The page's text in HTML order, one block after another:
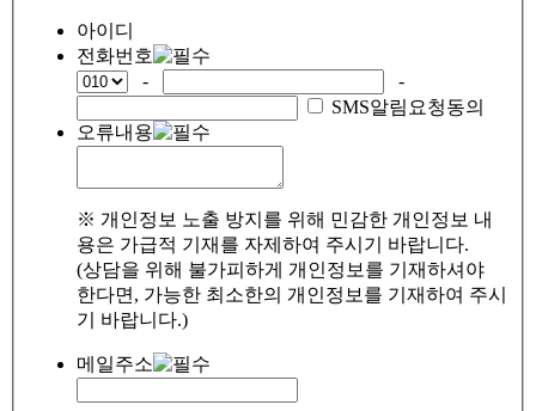
아이디
전화번호
-
-
SMS알림요청동의
오류내용
※ 개인정보 노출 방지를 위해 민감한 개인정보 내
용은 가급적 기재를 자제하여 주시기 바랍니다.
(상담을 위해 불가피하게 개인정보를 기재하셔야
한다면, 가능한 최소한의 개인정보를 기재하여 주시
기 바랍니다.)
메일주소